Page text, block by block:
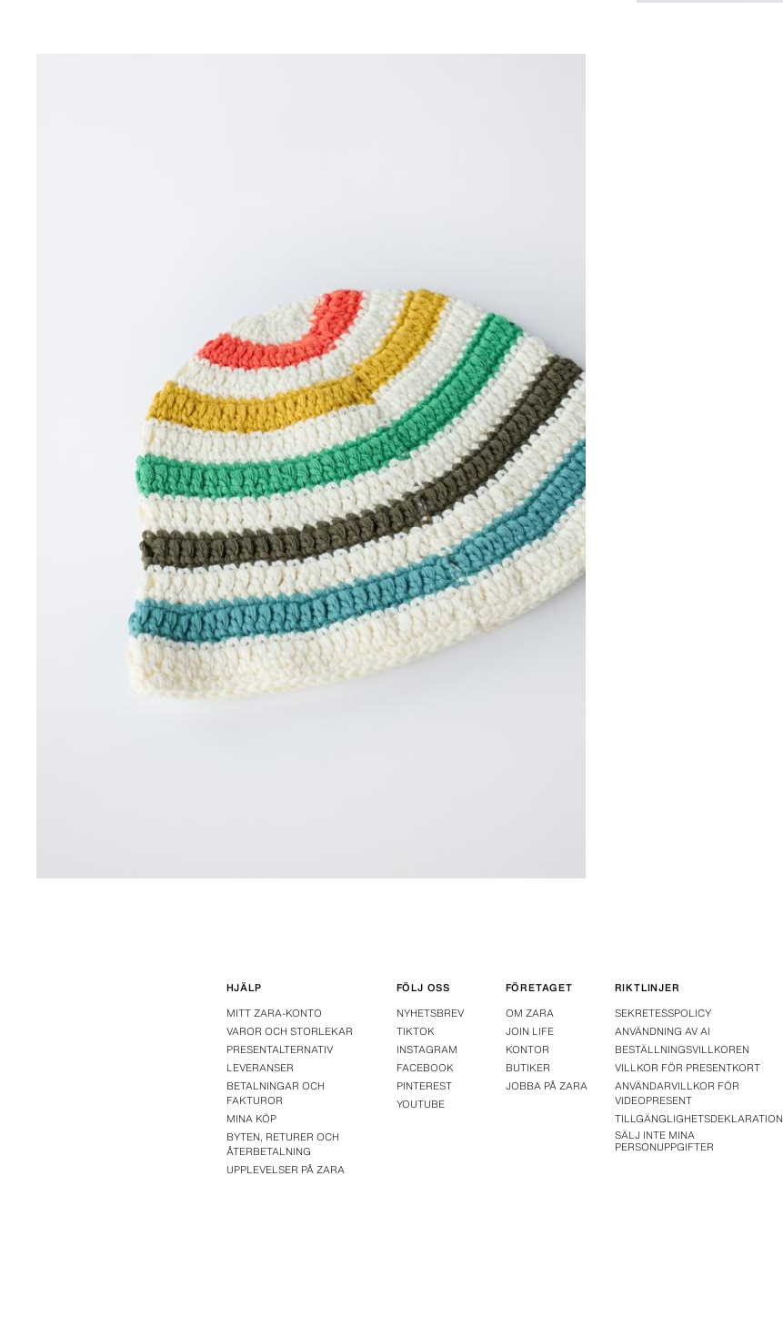
HJÄLP
MITT ZARA-KONTO
VAROR OCH STORLEKAR
PRESENTALTERNATIV
LEVERANSER
BETALNINGAR OCH
FAKTUROR
MINA KÖP
BYTEN, RETURER OCH
ÅTERBETALNING
UPPLEVELSER PÅ ZARA
FÖLJ OSS
NYHETSBREV
TIKTOK
INSTAGRAM
FACEBOOK
PINTEREST
YOUTUBE
FÖRETAGET
OM ZARA
JOIN LIFE
KONTOR
BUTIKER
JOBBA PÅ ZARA
RIKTLINJER
SEKRETESSPOLICY
ANVÄNDNING AV AI
BESTÄLLNINGSVILLKOREN
VILLKOR FÖR PRESENTKORT
ANVÄNDARVILLKOR FÖR
VIDEOPRESENT
TILLGÄNGLIGHETSDEKLARATION
SÄLJ INTE MINA
PERSONUPPGIFTER